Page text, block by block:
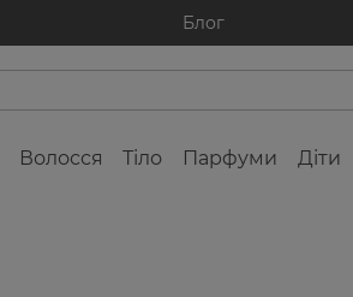
Блог
Волосся Тіло Парфуми Діти